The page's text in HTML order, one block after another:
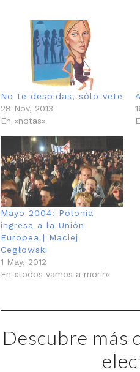
No te despidas, sólo vete
28 Nov, 2013
En «notas»
Mayo 2004: Polonia
ingresa a la Unión
Europea | Maciej
Cegłowski
1 May, 2012
En «todos vamos a morir»
Descubre más